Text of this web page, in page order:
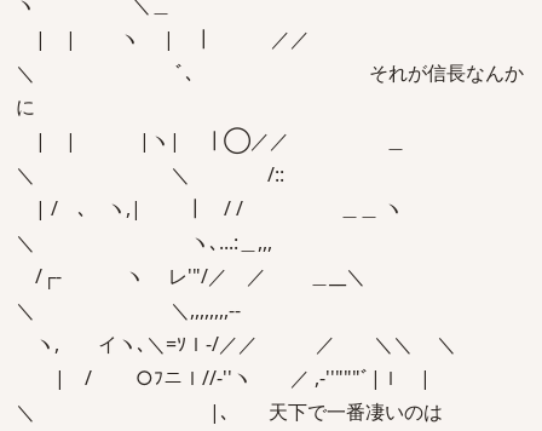
| | ヽ | ┃ ／／
＼ ﾞ､ それが信長なんか
に
| | |ヽ| ┃◯／／ ＿
＼ ＼ /::
| / ､ ヽ,| ┃ / / ＿＿ ヽ
＼ ヽ､...:＿,,,
/┌‐ ゝヽ レ'"/／ ／ ＿__＼
＼ ＼,,,,,,,,-‐
ヽ, イヽ､＼=ｿｌ‐/／／ ／ ＼＼ ＼
| / ○ﾌニｌ//‐''ヽ ／ ,-''"""ﾞ|ｌ |
＼ |､ 天下で一番凄いのは